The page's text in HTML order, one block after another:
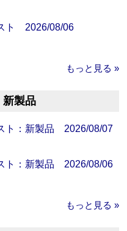
ト 2026/08/06
もっと見る »
製品
ト：新製品 2026/08/07
ト：新製品 2026/08/06
もっと見る »